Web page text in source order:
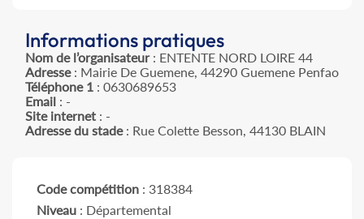
Informations pratiques
Nom de l’organisateur: ENTENTE NORD LOIRE 44
Adresse: Mairie De Guemene, 44290 Guemene Penfao
Téléphone 1 : 0630689653
Email : -
Site internet : -
Adresse du stade: Rue Colette Besson, 44130 BLAIN
Code compétition : 318384
Niveau : Départemental